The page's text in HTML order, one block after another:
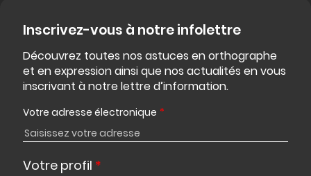
Inscrivez-vous à notre infolettre
Découvrez toutes nos astuces en orthographe
et en expression ainsi que nos actualités en vous
inscrivant à notre lettre d’information.
Votre adresse électronique *
Votre profil *